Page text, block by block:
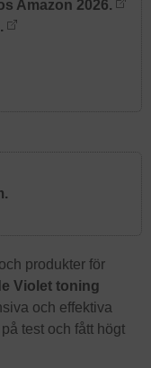
Amazon 2026.
produkter för
Violet toning
och effektiva
test och fått högt